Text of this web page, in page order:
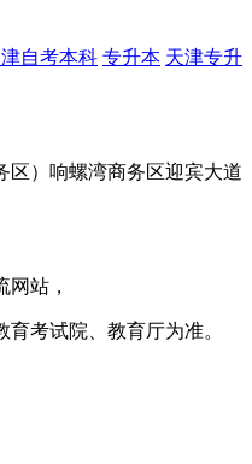
自考本科 专升本 天津专升
区）响螺湾商务区迎宾大道
站，
考试院、教育厅为准。